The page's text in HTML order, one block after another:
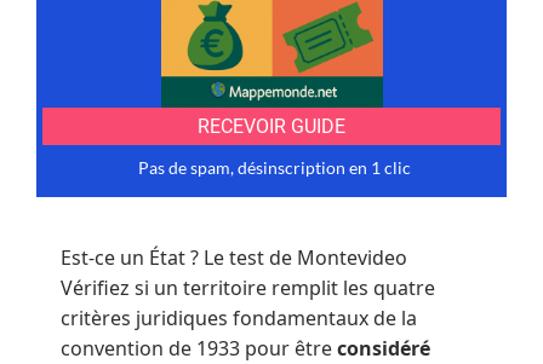
Est-ce un État ? Le test de Montevideo
Vérifiez si un territoire remplit les quatre
critères juridiques fondamentaux de la
convention de 1933 pour êtreconsidéré